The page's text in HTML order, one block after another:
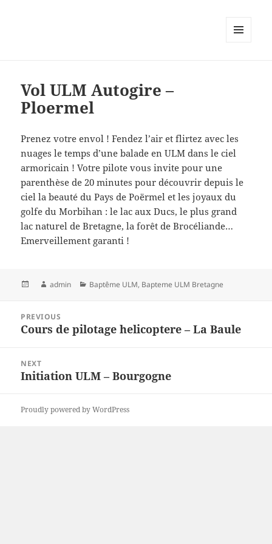
Vol ULM Autogire –
Ploermel
Prenez votre envol ! Fendez l’air et flirtez avec les
nuages le temps d’une balade en ULM dans le ciel
armoricain ! Votre pilote vous invite pour une
parenthèse de 20 minutes pour découvrir depuis le
ciel la beauté du Pays de Poërmel et les joyaux du
golfe du Morbihan : le lac aux Ducs, le plus grand
lac naturel de Bretagne, la forêt de Brocéliande…
Emerveillement garanti !
PostedAuthor
admin Categories
Baptême ULM, Bapteme ULM Bretagne
navigation
PREVIOUS
Previous
Cours de pilotage helicoptere – La Baule
NEXT
Next
Initiation ULM – Bourgogne
Proudly powered by WordPress